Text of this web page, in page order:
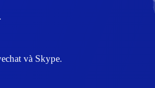
và Skype.